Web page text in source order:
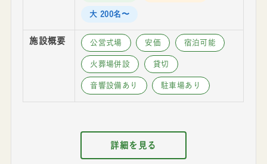
大 200名〜
施設概要 公営式場 安価 宿泊可能
火葬場併設 貸切
音響設備あり 駐車場あり
詳細を見る